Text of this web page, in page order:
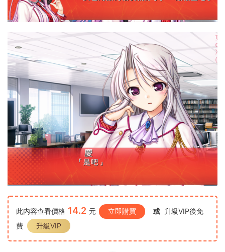
此内容查看價格 14.2 元 立即購買 或 升級VIP後免
費
升級VIP